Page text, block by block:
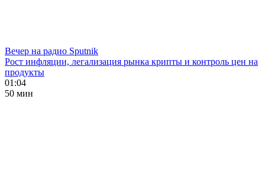
Вечер на радио Sputnik
Рост инфляции, легализация рынка крипты и контроль цен на
продукты
01:04
50 мин